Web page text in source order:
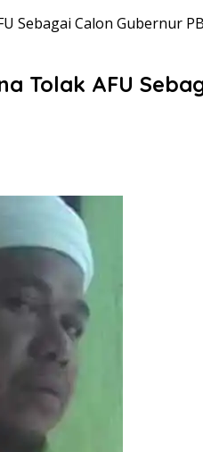
Sebagai Calon Gubernur
Tolak AFU